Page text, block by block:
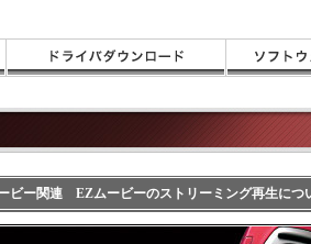
ー関連 EZムービーのストリーミング再生につ